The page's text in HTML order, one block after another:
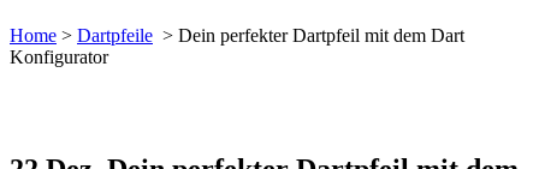
Home > Dartpfeile > Dein perfekter Dartpfeil mit dem Dart
Konfigurator